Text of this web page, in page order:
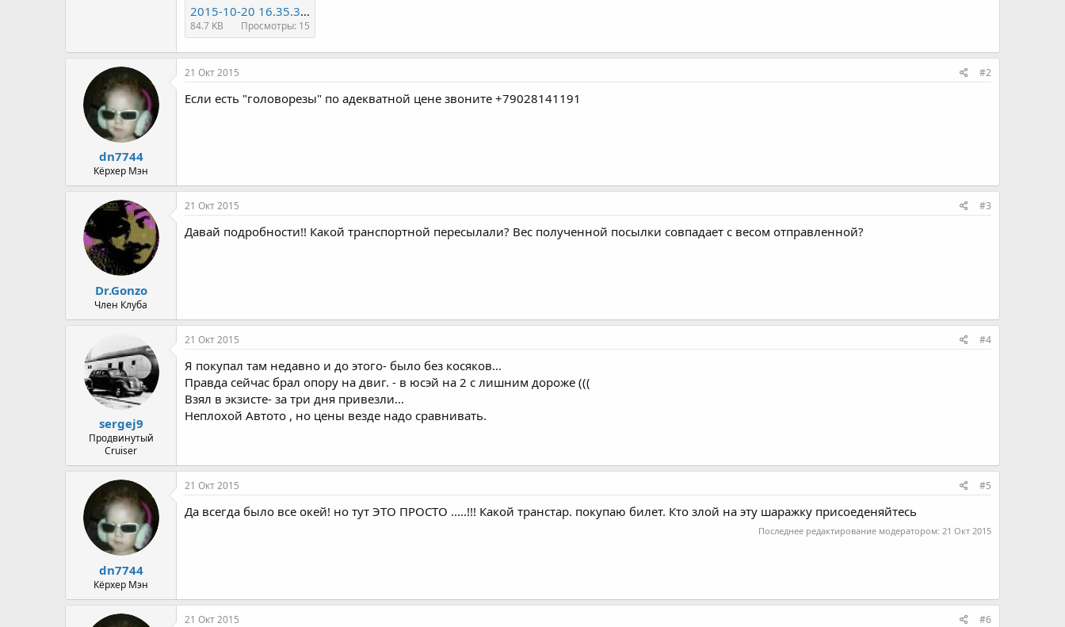
2015-10-20 16.35.39.jpg
84.7 KB Просмотры: 15
dn7744
Кёрхер Мэн
21 Окт 2015 #2
Если есть "головорезы" по адекватной цене звоните +79028141191
Dr.Gonzo
Член Клуба
21 Окт 2015 #3
Давай подробности!! Какой транспортной пересылали? Вес полученной посылки совпадает с весом отправленной?
sergej9
Продвинутый
Cruiser
21 Окт 2015 #4
Я покупал там недавно и до этого- было без косяков...
Правда сейчас брал опору на двиг. - в юсэй на 2 с лишним дороже (((
Взял в экзисте- за три дня привезли...
Неплохой Автото , но цены везде надо сравнивать.
dn7744
Кёрхер Мэн
21 Окт 2015 #5
Да всегда было все окей! но тут ЭТО ПРОСТО .....!!! Какой транстар. покупаю билет. Кто злой на эту шаражку присоеденяйтесь
Последнее редактирование модератором: 21 Окт 2015
21 Окт 2015 #6